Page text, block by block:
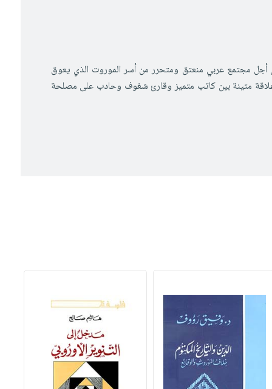
أجل مجتمع عربي منعتق ومتحرر من أسر الموروت الذي يعوق
متينة بين كاتب متميز وقارئ شغوف وحادب على مصلحة